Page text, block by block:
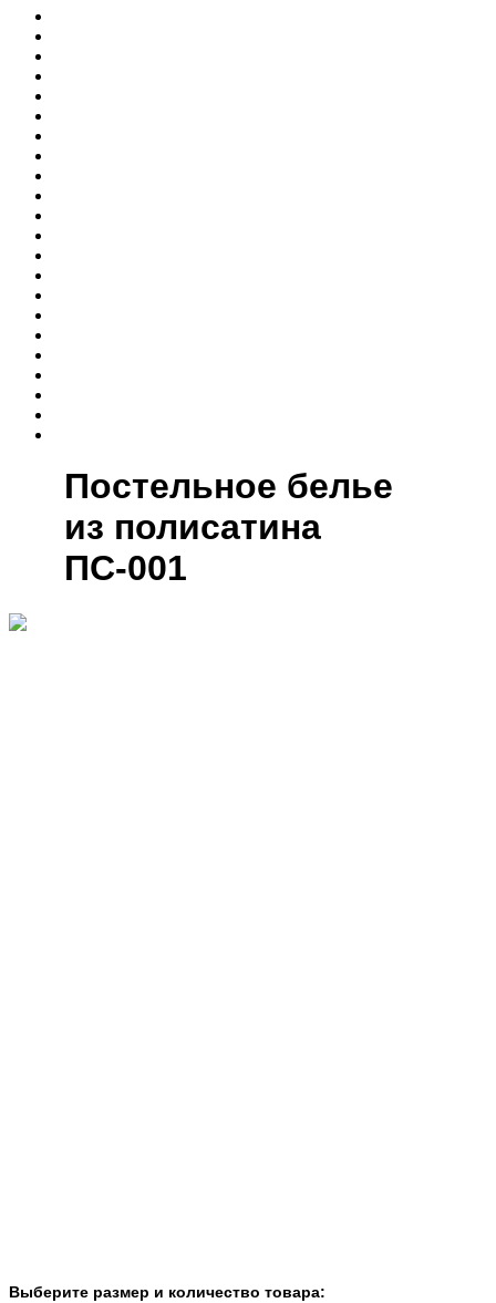
Постельное белье
из полисатина
ПС-001
Выберите размер и количество товара: